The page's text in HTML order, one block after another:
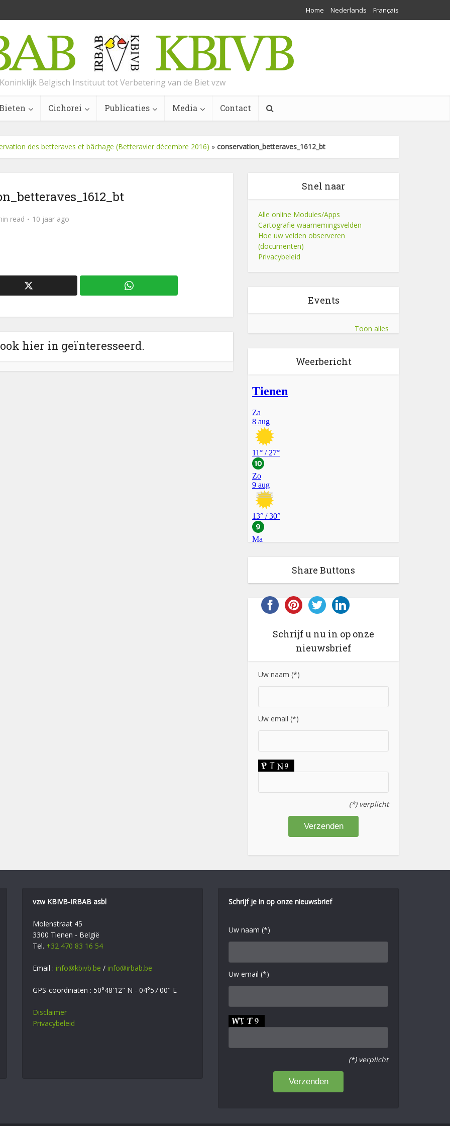
Home Nederlands Français
Koninklijk Belgisch Instituut tot Verbetering van de Biet vzw
Cichorei Publicaties Media Contact
des betteraves et bâchage (Betteravier décembre 2016) » conservation_betteraves_1612_bt
read 10 jaar ago
hier in geïnteresseerd.
Snel naar
Alle online Modules/Apps
Cartografie waarnemingsvelden
Hoe uw velden observeren
(documenten)
Privacybeleid
Events
Toon alles
Weerbericht
Share Buttons
Schrijf u nu in op onze
nieuwsbrief
Uw naam (*)
Uw email (*)
(*) verplicht
vzw KBIVB-IRBAB asbl
Molenstraat 45
3300 Tienen - België
Tel. +32 470 83 16 54
Email : info@kbivb.be / info@irbab.be
GPS-coördinaten : 50°48'12" N - 04°57'00" E
Disclaimer
Privacybeleid
Schrijf je in op onze nieuwsbrief
Uw naam (*)
Uw email (*)
(*) verplicht